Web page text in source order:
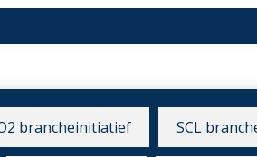
brancheinitiatief SCL